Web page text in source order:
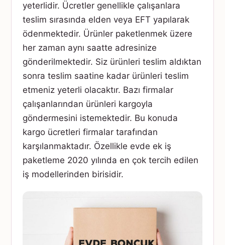
yeterlidir. Ücretler genellikle çalışanlara
teslim sırasında elden veya EFT yapılarak
ödenmektedir. Ürünler paketlenmek üzere
her zaman aynı saatte adresinize
gönderilmektedir. Siz ürünleri teslim aldıktan
sonra teslim saatine kadar ürünleri teslim
etmeniz yeterli olacaktır. Bazı firmalar
çalışanlarından ürünleri kargoyla
göndermesini istemektedir. Bu konuda
kargo ücretleri firmalar tarafından
karşılanmaktadır. Özellikle evde ek iş
paketleme 2020 yılında en çok tercih edilen
iş modellerinden birisidir.